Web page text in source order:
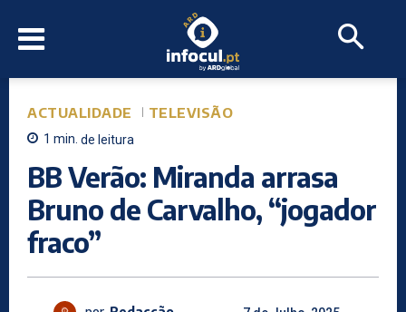
ACTUALIDADE TELEVISÃO
1 min. de leitura
BB Verão: Miranda arrasa
Bruno de Carvalho, “jogador
fraco”